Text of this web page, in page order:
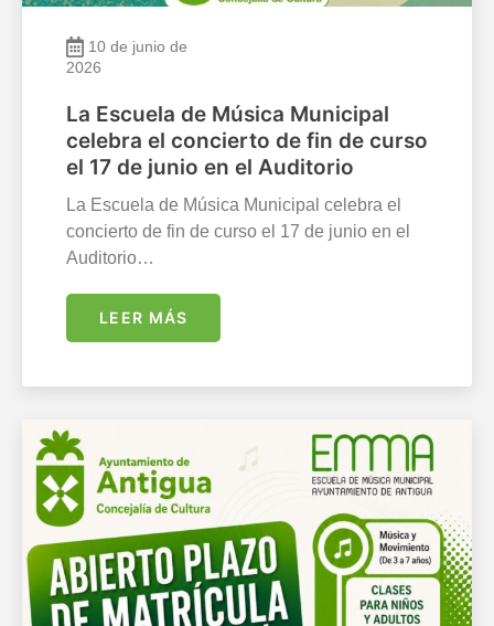
10 de junio de
2026
La Escuela de Música Municipal
celebra el concierto de fin de curso
el 17 de junio en el Auditorio
La Escuela de Música Municipal celebra el
concierto de fin de curso el 17 de junio en el
Auditorio…
LEER MÁS